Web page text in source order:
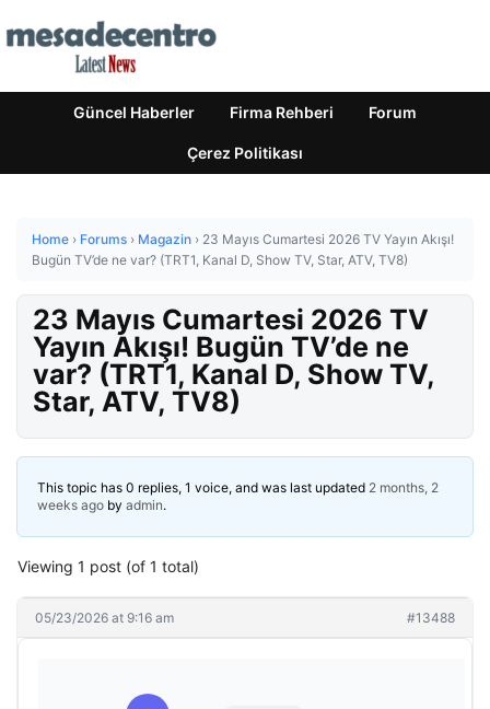
Güncel Haberler Firma Rehberi Forum
Çerez Politikası
Home › Forums › Magazin › 23 Mayıs Cumartesi 2026 TV Yayın Akışı!
Bugün TV’de ne var? (TRT1, Kanal D, Show TV, Star, ATV, TV8)
23 Mayıs Cumartesi 2026 TV
Yayın Akışı! Bugün TV’de ne
var? (TRT1, Kanal D, Show TV,
Star, ATV, TV8)
This topic has 0 replies, 1 voice, and was last updated 2 months, 2
weeks ago by admin.
Viewing 1 post (of 1 total)
05/23/2026 at 9:16 am #13488